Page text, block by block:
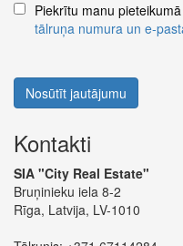
Piekrītu manu
tālruņa numura un e-
Nosūtīt jautājumu
Kontakti
SIA "City Real Estate"
Bruņinieku iela 8-2
Rīga, Latvija, LV-1010